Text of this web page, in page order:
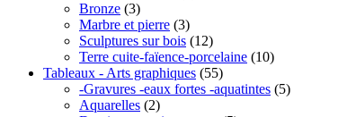
Bronze (3)
Marbre et pierre (3)
Sculptures sur bois (12)
Terre cuite-faïence-porcelaine (10)
Tableaux - Arts graphiques (55)
-Gravures -eaux fortes -aquatintes (5)
Aquarelles (2)